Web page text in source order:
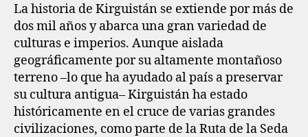
La historia de Kirguistán se extiende por más de
dos mil años y abarca una gran variedad de
culturas e imperios. Aunque aislada
geográficamente por su altamente montañoso
terreno –lo que ha ayudado al país a preservar
su cultura antigua– Kirguistán ha estado
históricamente en el cruce de varias grandes
civilizaciones, como parte de la Ruta de la Seda